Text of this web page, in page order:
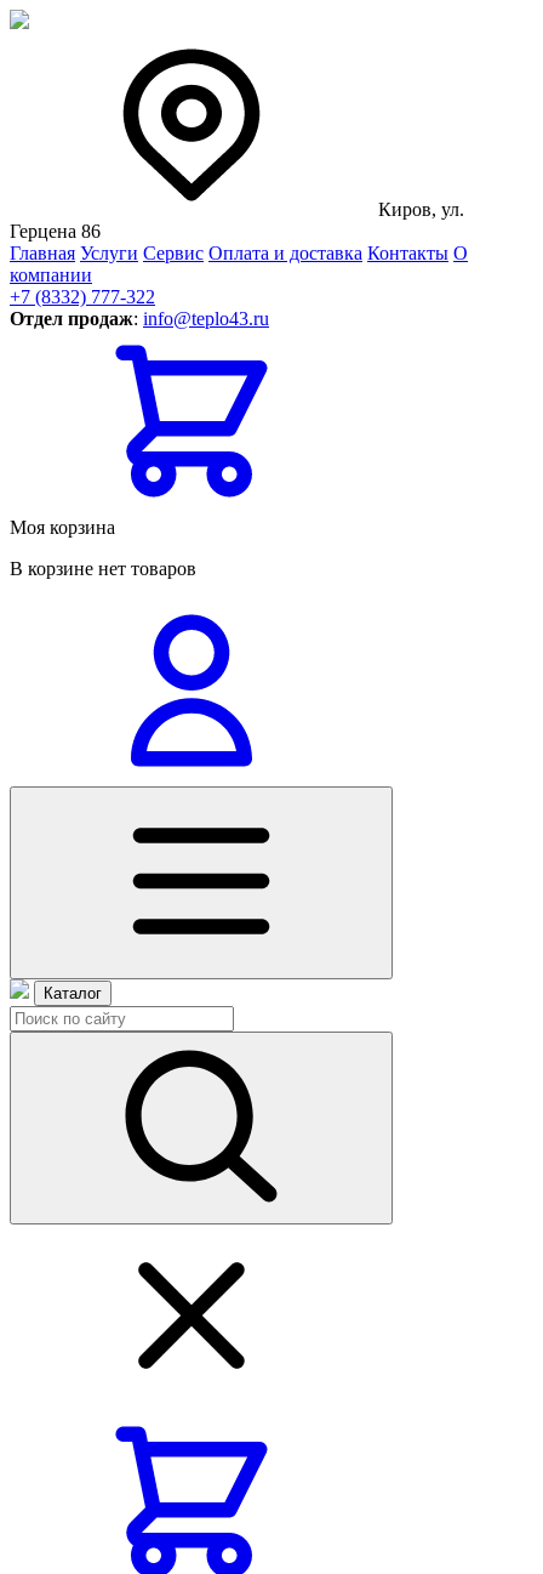
Киров, ул.
Герцена 86
Главная Услуги Сервис Оплата и доставка Контакты О
компании
+7 (8332) 777-322
Отдел продаж: info@teplo43.ru
Моя корзина
В корзине нет товаров
Каталог